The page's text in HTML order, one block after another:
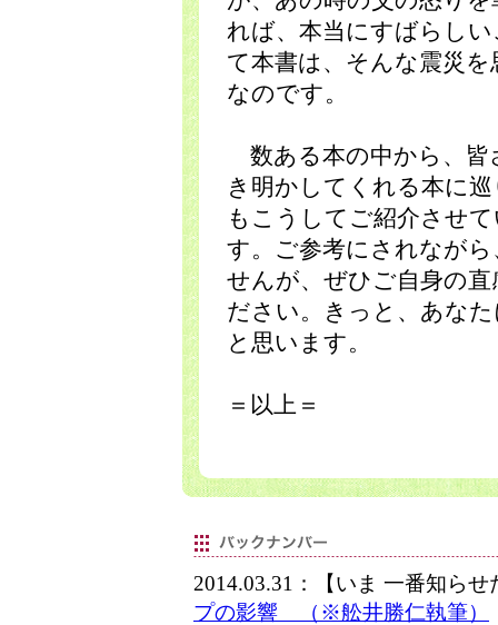
れば、本当にすばらし
て本書は、そんな震災
なのです。
数ある本の中から、皆
き明かしてくれる本に
もこうしてご紹介させ
す。ご参考にされなが
せんが、ぜひご自身の
ださい。きっと、あな
と思います。
＝以上＝
2014.03.31：【いま 一番知ら
プの影響 （※舩井勝仁執筆）